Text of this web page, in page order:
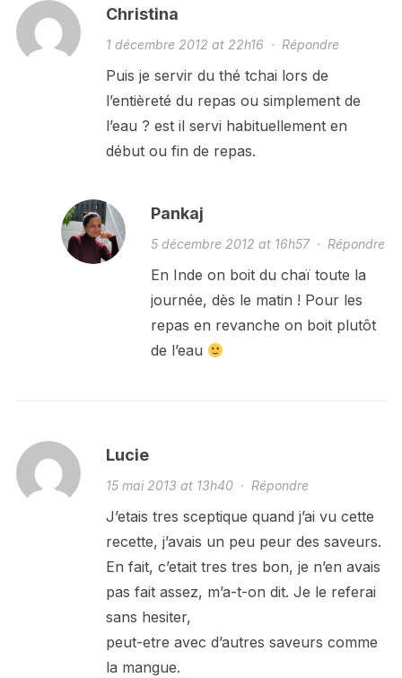
Christina
1 décembre 2012 at 22h16· Répondre
Puis je servir du thé tchai lors de
l’entièreté du repas ou simplement de
l’eau ? est il servi habituellement en
début ou fin de repas.
Pankaj
5 décembre 2012 at 16h57· Répondre
En Inde on boit du chaï toute la
journée, dès le matin ! Pour les
repas en revanche on boit plutôt
de l’eau
Lucie
15 mai 2013 at 13h40· Répondre
J’etais tres sceptique quand j’ai vu cette
recette, j’avais un peu peur des saveurs.
En fait, c’etait tres tres bon, je n’en avais
pas fait assez, m’a-t-on dit. Je le referai
sans hesiter,
peut-etre avec d’autres saveurs comme
la mangue.